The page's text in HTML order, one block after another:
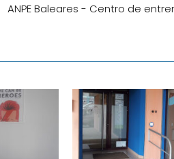
ANPE Baleares - Centro de